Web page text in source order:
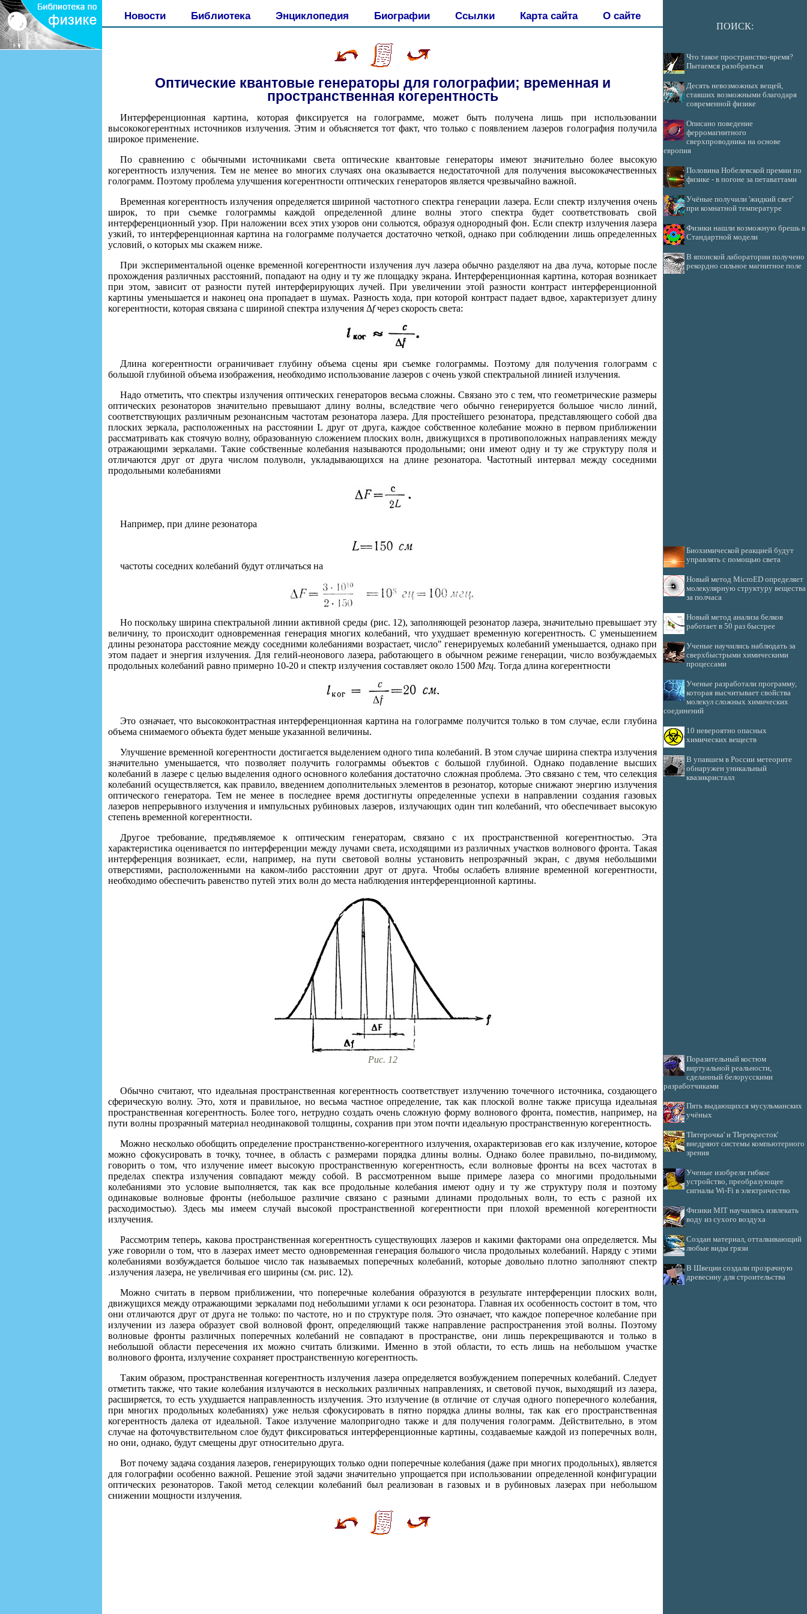
Новости Библиотека Энциклопедия Биографии Ссылки Карта сайта О сайте
Оптические квантовые генераторы для голографии; временная и
пространственная когерентность
Интерференционная картина, которая фиксируется на голограмме, может быть получена лишь при использовании
высококогерентных источников излучения. Этим и объясняется тот факт, что только с появлением лазеров голография получила
широкое применение.
По сравнению с обычными источниками света оптические квантовые генераторы имеют значительно более высокую
когерентность излучения. Тем не менее во многих случаях она оказывается недостаточной для получения высококачественных
голограмм. Поэтому проблема улучшения когерентности оптических генераторов является чрезвычайно важной.
Временная когерентность излучения определяется шириной частотного спектра генерации лазера. Если спектр излучения очень
широк, то при съемке голограммы каждой определенной длине волны этого спектра будет соответствовать свой
интерференционный узор. При наложении всех этих узоров они сольются, образуя однородный фон. Если спектр излучения лазера
узкий, то интерференционная картина на голограмме получается достаточно четкой, однако при соблюдении лишь определенных
условий, о которых мы скажем ниже.
При экспериментальной оценке временной когерентности излучения луч лазера обычно разделяют на два луча, которые после
прохождения различных расстояний, попадают на одну и ту же площадку экрана. Интерференционная картина, которая возникает
при этом, зависит от разности путей интерферирующих лучей. При увеличении этой разности контраст интерференционной
картины уменьшается и наконец она пропадает в шумах. Разность хода, при которой контраст падает вдвое, характеризует длину
когерентности, которая связана с шириной спектра излучения Δfчерез скорость света:
Длина когерентности ограничивает глубину объема сцены яри съемке голограммы. Поэтому для получения голограмм с
большой глубиной объема изображения, необходимо использование лазеров с очень узкой спектральной линией излучения.
Надо отметить, что спектры излучения оптических генераторов весьма сложны. Связано это с тем, что геометрические размеры
оптических резонаторов значительно превышают длину волны, вследствие чего обычно генерируется большое число линий,
соответствующих различным резонансным частотам резонатора лазера. Для простейшего резонатора, представляющего собой два
плоских зеркала, расположенных на расстоянии L друг от друга, каждое собственное колебание можно в первом приближении
рассматривать как стоячую волну, образованную сложением плоских волн, движущихся в противоположных направлениях между
отражающими зеркалами. Такие собственные колебания называются продольными; они имеют одну и ту же структуру поля и
отличаются друг от друга числом полуволн, укладывающихся на длине резонатора. Частотный интервал между соседними
продольными колебаниями
Например, при длине резонатора
частоты соседних колебаний будут отличаться на
Но поскольку ширина спектральной линии активной среды (рис. 12), заполняющей резонатор лазера, значительно превышает эту
величину, то происходит одновременная генерация многих колебаний, что ухудшает временную когерентность. С уменьшением
длины резонатора расстояние между соседними колебаниями возрастает, число" генерируемых колебаний уменьшается, однако при
этом падает и энергия излучения. Для гелий-неонового лазера, работающего в обычном режиме генерации, число возбуждаемых
продольных колебаний равно примерно 10-20 и спектр излучения составляет около 1500 Мгц. Тогда длина когерентности
Это означает, что высококонтрастная интерференционная картина на голограмме получится только в том случае, если глубина
объема снимаемого объекта будет меньше указанной величины.
Улучшение временной когерентности достигается выделением одного типа колебаний. В этом случае ширина спектра излучения
значительно уменьшается, что позволяет получить голограммы объектов с большой глубиной. Однако подавление высших
колебаний в лазере с целью выделения одного основного колебания достаточно сложная проблема. Это связано с тем, что селекция
колебаний осуществляется, как правило, введением дополнительных элементов в резонатор, которые снижают энергию излучения
оптического генератора. Тем не менее в последнее время достигнуты определенные успехи в направлении создания газовых
лазеров непрерывного излучения и импульсных рубиновых лазеров, излучающих один тип колебаний, что обеспечивает высокую
степень временной когерентности.
Другое требование, предъявляемое к оптическим генераторам, связано с их пространственной когерентностью. Эта
характеристика оценивается по интерференции между лучами света, исходящими из различных участков волнового фронта. Такая
интерференция возникает, если, например, на пути световой волны установить непрозрачный экран, с двумя небольшими
отверстиями, расположенными на каком-либо расстоянии друг от друга. Чтобы ослабеть влияние временной когерентности,
необходимо обеспечить равенство путей этих волн до места наблюдения интерференционной картины.
Рис. 12
Обычно считают, что идеальная пространственная когерентность соответствует излучению точечного источника, создающего
сферическую волну. Это, хотя и правильное, но весьма частное определение, так как плоской волне также присуща идеальная
пространственная когерентность. Более того, нетрудно создать очень сложную форму волнового фронта, поместив, например, на
пути волны прозрачный материал неодинаковой толщины, сохранив при этом почти идеальную пространственную когерентность.
Можно несколько обобщить определение пространственно-когерентного излучения, охарактеризовав его как излучение, которое
можно сфокусировать в точку, точнее, в область с размерами порядка длины волны. Однако более правильно, по-видимому,
говорить о том, что излучение имеет высокую пространственную когерентность, если волновые фронты на всех частотах в
пределах спектра излучения совпадают между собой. В рассмотренном выше примере лазера со многими продольными
колебаниями это условие выполняется, так как все продольные колебания имеют одну и ту же структуру поля и поэтому
одинаковые волновые фронты (небольшое различие связано с разными длинами продольных волн, то есть с разной их
расходимостью). Здесь мы имеем случай высокой пространственной когерентности при плохой временной когерентности
излучения.
Рассмотрим теперь, какова пространственная когерентность существующих лазеров и какими факторами она определяется. Мы
уже говорили о том, что в лазерах имеет место одновременная генерация большого числа продольных колебаний. Наряду с этими
колебаниями возбуждается большое число так называемых поперечных колебаний, которые довольно плотно заполняют спектр
.излучения лазера, не увеличивая его ширины (см. рис. 12).
Можно считать в первом приближении, что поперечные колебания образуются в результате интерференции плоских волн,
движущихся между отражающими зеркалами под небольшими углами к оси резонатора. Главная их особенность состоит в том, что
они отличаются друг от друга не только: по частоте, но и по структуре поля. Это означает, что каждое поперечное колебание при
излучении из лазера образует свой волновой фронт, определяющий также направление распространения этой волны. Поэтому
волновые фронты различных поперечных колебаний не совпадают в пространстве, они лишь перекрещиваются и только в
небольшой области пересечения их можно считать близкими. Именно в этой области, то есть лишь на небольшом участке
волнового фронта, излучение сохраняет пространственную когерентность.
Таким образом, пространственная когерентность излучения лазера определяется возбуждением поперечных колебаний. Следует
отметить также, что такие колебания излучаются в нескольких различных направлениях, и световой пучок, выходящий из лазера,
расширяется, то есть ухудшается направленность излучения. Это излучение (в отличие от случая одного поперечного колебания,
при многих продольных колебаниях) уже нельзя сфокусировать в пятно порядка длины волны, так как его пространственная
когерентность далека от идеальной. Такое излучение малопригодно также и для получения голограмм. Действительно, в этом
случае на фоточувствительном слое будут фиксироваться интерференционные картины, создаваемые каждой из поперечных волн,
но они, однако, будут смещены друг относительно друга.
Вот почему задача создания лазеров, генерирующих только одни поперечные колебания (даже при многих продольных), является
для голографии особенно важной. Решение этой задачи значительно упрощается при использовании определенной конфигурации
оптических резонаторов. Такой метод селекции колебаний был реализован в газовых и в рубиновых лазерах при небольшом
снижении мощности излучения.
ПОИСК:
Что такое пространство-время?
Пытаемся разобраться
Десять невозможных вещей,
ставших возможными благодаря
современной физике
Описано поведение
ферромагнитного
сверхпроводника на основе
европия
Половина Нобелевской премии по
физике - в погоне за петаваттами
Учёные получили 'жидкий свет'
при комнатной температуре
Физики нашли возможную брешь в
Стандартной модели
В японской лаборатории получено
рекордно сильное магнитное поле
Биохимической реакцией будут
управлять с помощью света
Новый метод MicroED определяет
молекулярную структуру вещества
за полчаса
Новый метод анализа белков
работает в 50 раз быстрее
Ученые научились наблюдать за
сверхбыстрыми химическими
процессами
Ученые разработали программу,
которая высчитывает свойства
молекул сложных химических
соединений
10 невероятно опасных
химических веществ
В упавшем в России метеорите
обнаружен уникальный
квазикристалл
Поразительный костюм
виртуальной реальности,
сделанный белорусскими
разработчиками
Пять выдающихся мусульманских
учёных
'Пятерочка' и 'Перекресток'
внедряют системы компьютерного
зрения
Ученые изобрели гибкое
устройство, преобразующее
сигналы Wi-Fi в электричество
Физики MIT научились извлекать
воду из сухого воздуха
Создан материал, отталкивающий
любые виды грязи
В Швеции создали прозрачную
древесину для строительства